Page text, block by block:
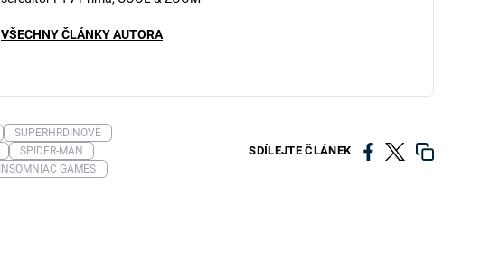
VŠECHNY ČLÁNKY AUTORA
SDÍLEJTE ČLÁNEK
SUPERHRDINOVÉ
SPIDER-MAN
INSOMNIAC GAMES